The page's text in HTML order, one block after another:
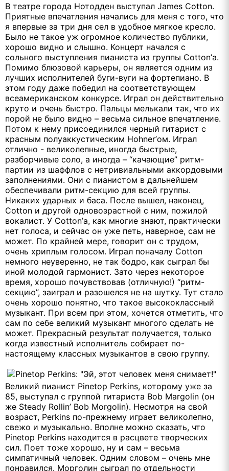
В театре города Нотодден выступал James Cotton.
Приятные впечатления начались для меня с того, что
я впервые за три дня сел в удобное мягкое кресло.
Было не такое уж огромное количество публики,
хорошо видно и слышно. Концерт начался с
сольного выступления пианиста из группы Cotton’а.
Помимо блюзовой карьеры, он является одним из
лучших исполнителей буги-вуги на фортепиано. В
этом году даже победил на соответствующем
всеамериканском конкурсе. Играл он действительно
круто и очень быстро. Пальцы мелькали так, что их
порой не было видно – весьма сильное впечатление.
Потом к нему присоединился черный гитарист с
красным полуаккустическим Hohner’ом. Играл
отлично - великолепные, иногда быстрые,
разборчивые соло, а иногда – “качающие” ритм-
партии из шаффлов с нетривиальными аккордовыми
заполнениями. Они с пианистом в дальнейшем
обеспечивали ритм-секцию для всей группы.
Никаких ударных и баса. После вышел, наконец,
Cotton и другой одновозрастной с ним, пожилой
вокалист. У Cotton’а, как многие знают, практически
нет голоса, и сейчас он уже петь, наверное, сам не
может. По крайней мере, говорит он с трудом,
очень хриплым голосом. Играл поначалу Cotton
немного неуверенно, не так бодро, как сыграл бы
иной молодой гармонист. Зато через некоторое
время, хорошо почувствовав (отличную!) “ритм-
секцию”, заиграл и разошелся не на шутку. Тут стало
очень хорошо понятно, что такое высококлассный
музыкант. При всем при этом, хочется отметить, что
сам по себе великий музыкант многого сделать не
может. Прекрасный результат получается, только
когда известный исполнитель собирает по-
настоящему классных музыкантов в свою группу.
Великий пианист Pinetop Perkins, которому уже за
85, выступал с группой гитариста Bob Margolin (он
же Steady Rollin’ Bob Morgolin). Несмотря на свой
возраст, Perkins по-прежнему играет великолепно,
свежо и музыкально. Вполне можно сказать, что
Pinetop Perkins находится в расцвете творческих
сил. Поет тоже хорошо, ну и сам – весьма
симпатичный человек. Одним словом – очень мне
понравился. Морголин сыграл по отдельности